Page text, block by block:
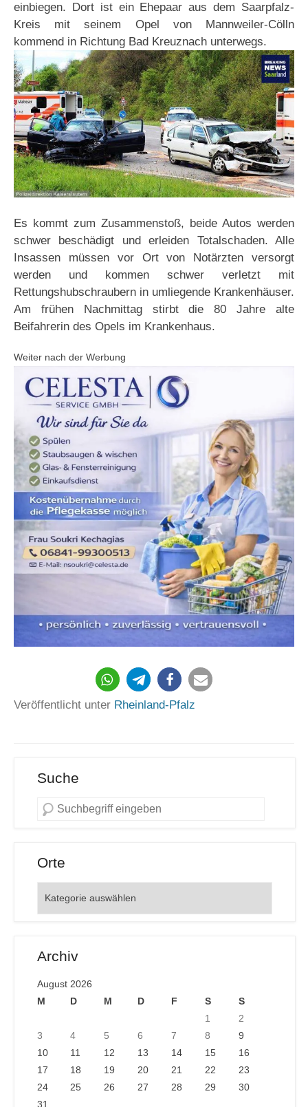
einbiegen. Dort ist ein Ehepaar aus dem Saarpfalz-
Kreis mit seinem Opel von Mannweiler-Cölln
kommend in Richtung Bad Kreuznach unterwegs.
Es kommt zum Zusammenstoß, beide Autos werden
schwer beschädigt und erleiden Totalschaden. Alle
Insassen müssen vor Ort von Notärzten versorgt
werden und kommen schwer verletzt mit
Rettungshubschraubern in umliegende Krankenhäuser.
Am frühen Nachmittag stirbt die 80 Jahre alte
Beifahrerin des Opels im Krankenhaus.
Weiter nach der Werbung
Veröffentlicht unter Rheinland-Pfalz
Suche
Orte
Archiv
August 2026
M
D M D F S
S
1
2
3
4 5 6 7 8
9
10
11 12 13 14 15
16
17
18 19 20 21 22
23
24
25 26 27 28 29
30
31